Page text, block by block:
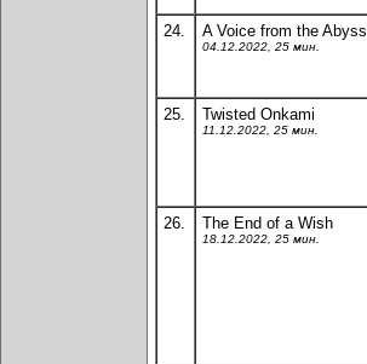
24. A Voice from the Abyss
04.12.2022, 25 мин.
25. Twisted Onkami
11.12.2022, 25 мин.
26. The End of a Wish
18.12.2022, 25 мин.